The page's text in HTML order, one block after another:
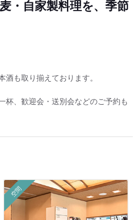
・自家製料理を、季節
も取り揃えております。
杯、歓迎会・送別会などのご予約も
空間